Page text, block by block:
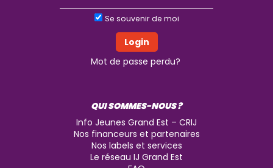
Se souvenir de moi
Mot de passe perdu?
QUI SOMMES-NOUS ?
Info Jeunes Grand Est – CRIJ
Nos financeurs et partenaires
Nos labels et services
Le réseau IJ Grand Est